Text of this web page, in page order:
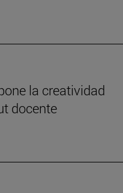
la creatividad
docente